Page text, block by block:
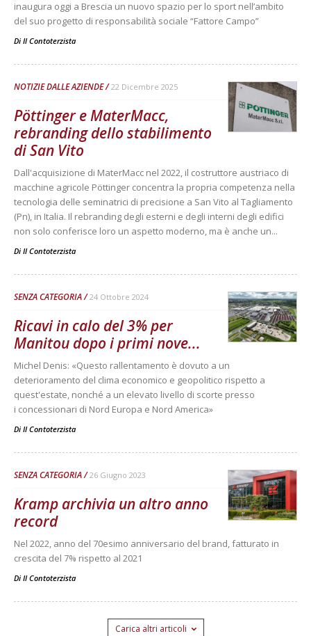
inaugura oggi a Brescia un nuovo spazio per lo sport nell’ambito
del suo progetto di responsabilità sociale “Fattore Campo”
Di Il Contoterzista
NOTIZIE DALLE AZIENDE 22 Dicembre 2025
Pöttinger e MaterMacc,
rebranding dello stabilimento
di San Vito
Dall'acquisizione di MaterMacc nel 2022, il costruttore austriaco di
macchine agricole Pöttinger concentra la propria competenza nella
tecnologia delle seminatrici di precisione a San Vito al Tagliamento
(Pn), in Italia. Il rebranding degli esterni e degli interni degli edifici
non solo conferisce loro un aspetto moderno, ma è anche un...
Di Il Contoterzista
SENZA CATEGORIA 24 Ottobre 2024
Ricavi in calo del 3% per
Manitou dopo i primi nove...
Michel Denis: «Questo rallentamento è dovuto a un
deterioramento del clima economico e geopolitico rispetto a
quest'estate, nonché a un elevato livello di scorte presso
i concessionari di Nord Europa e Nord America»
Di Il Contoterzista
SENZA CATEGORIA 26 Giugno 2023
Kramp archivia un altro anno
record
Nel 2022, anno del 70esimo anniversario del brand, fatturato in
crescita del 7% rispetto al 2021
Di Il Contoterzista
Carica altri articoli